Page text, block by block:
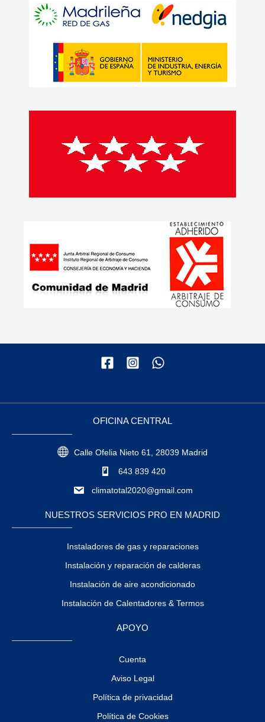
OFICINA CENTRAL
Calle Ofelia Nieto 61, 28039 Madrid
643 839 420
climatotal2020@gmail.com
NUESTROS SERVICIOS PRO EN MADRID
Instaladores de gas y reparaciones
Instalación y reparación de calderas
Instalación de aire acondicionado
Instalación de Calentadores & Termos
APOYO
Cuenta
Aviso Legal
Política de privacidad
Política de Cookies